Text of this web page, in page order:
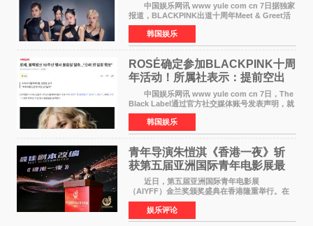
中国娱乐网讯 www yule com cn 7日据独家
报道，BLACKPINK出道十周年Meet & Greet活
动将由智秀、ROS&Eacute;、JENNIE出席，
LISA将缺席。 此前BLACKPINK所属社YG并
未为组合出道十周年做
韩国娱乐
ROSÉ确定参加BLACKPINK十周
年活动！所属社表示：提前空出
了时间
中国娱乐网讯 www yule com cn 7日，The
Black Label通过官方社交媒体账号发表声明，就
近期网络上关于ROS&Eacute;个人行程及是否参
加BLACKPINK出道纪念活动的种种猜测作出正
式回应。 Th
韩国娱乐
青年导演朱愷淇《香港一夜》斩
获第五届亚洲国际青年电影展最
佳剧本改编奖
近日，第五届亚洲国际青年电影展
（AIYFF）金兰奖颁奖盛典在香港隆重举行。在
这场汇聚数百位海内外电影人、文化界人士及媒
体代表的亚洲青年影视盛会上，香港本土电影
《香港一夜》（Dawn in Ho
娱乐评论